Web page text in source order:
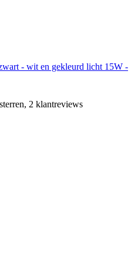
- wit en gekleurd licht 15W -
2 klantreviews